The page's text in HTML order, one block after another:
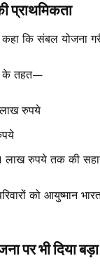
प्राथमिकता
कि संबल योजना
के तहत—
लाख रुपये
1 लाख रुपये तक की
को आयुष्मान
पर भी दिया